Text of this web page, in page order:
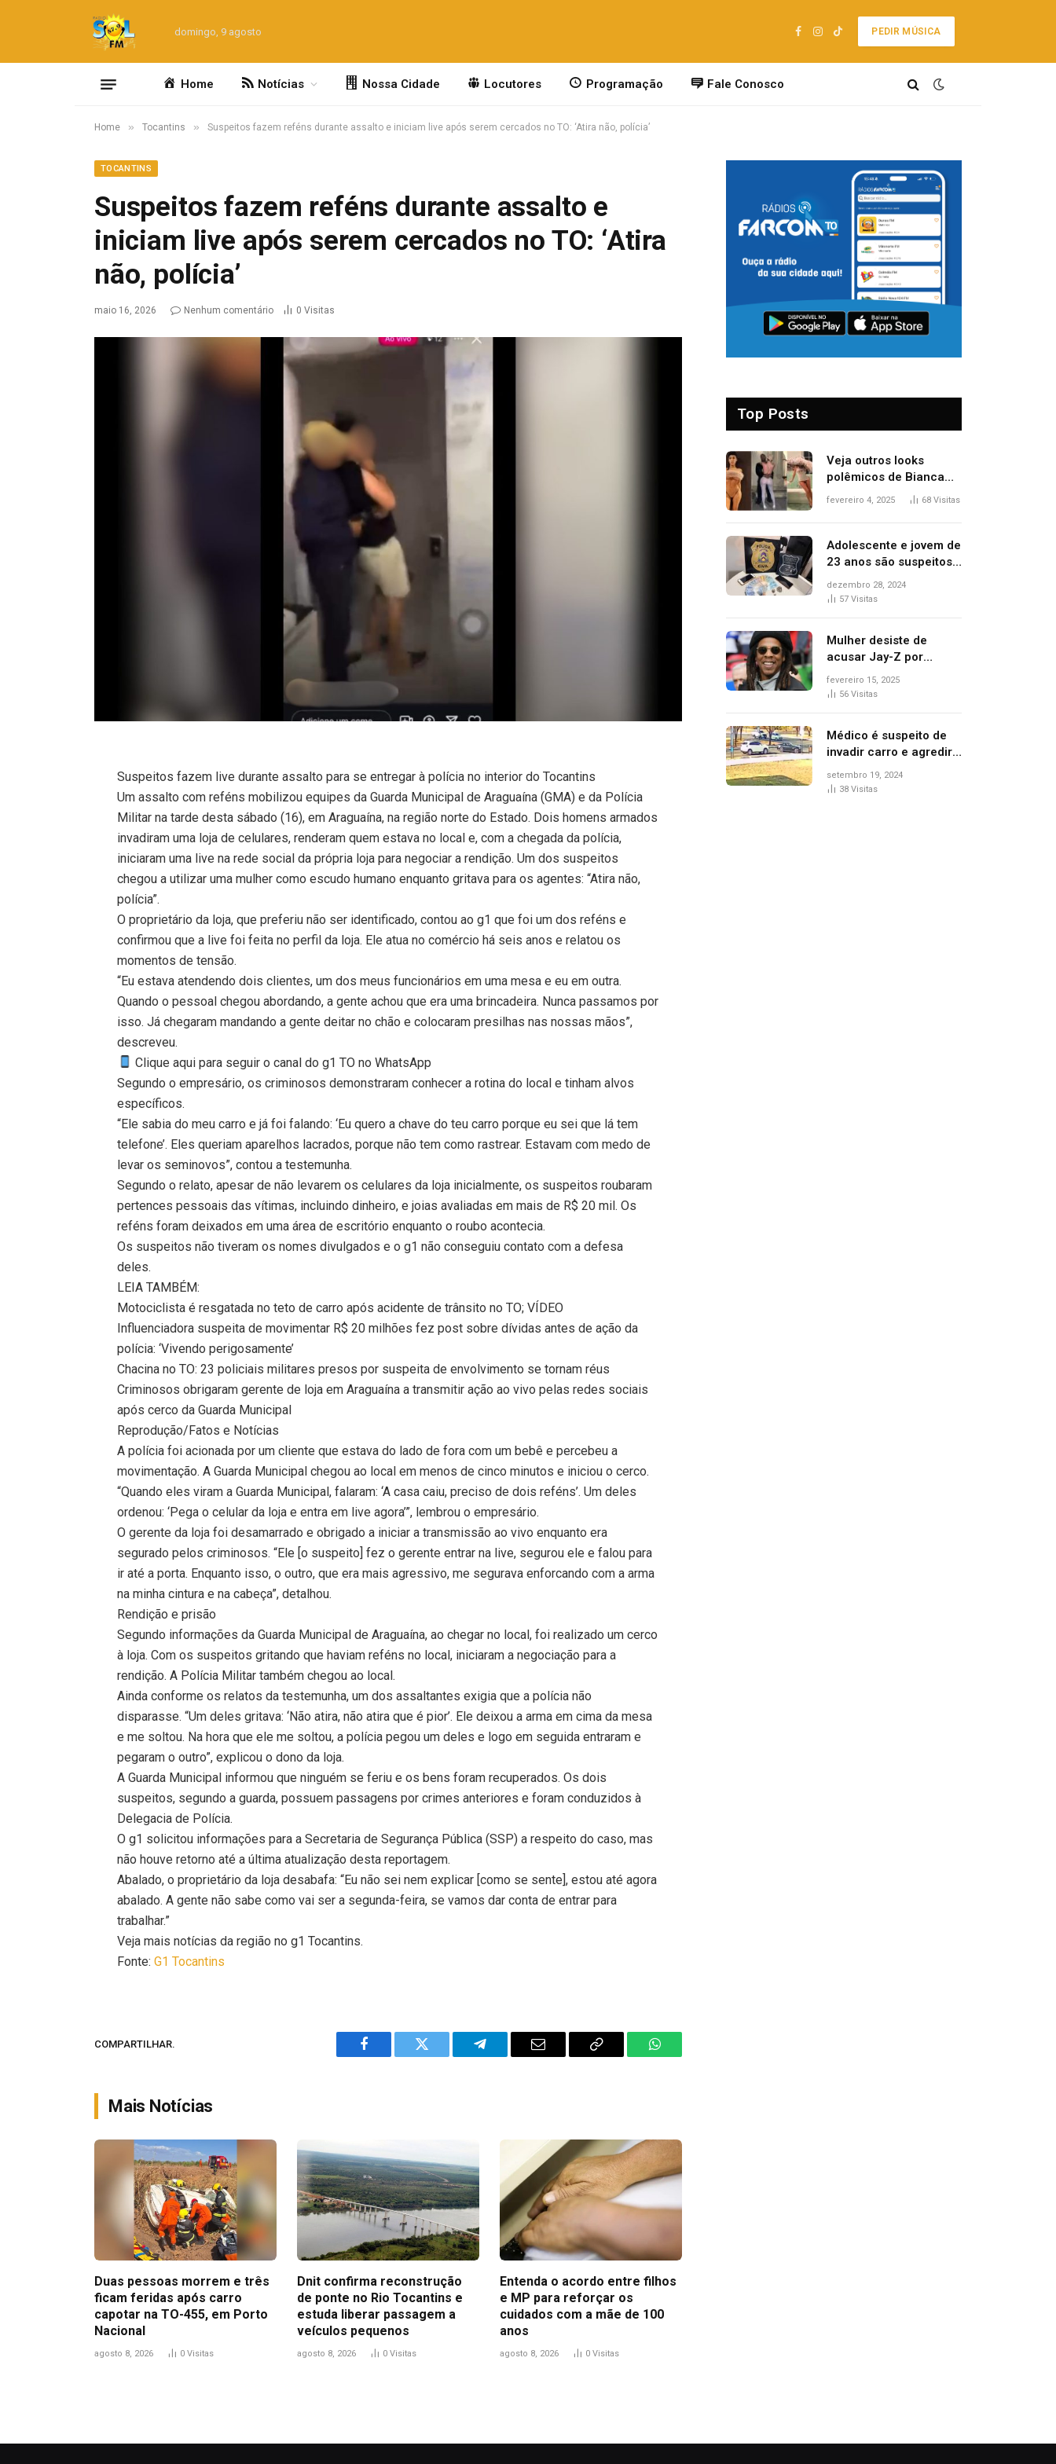
domingo, 9 agosto
Facebook
Instagram
TikTok
PEDIR MÚSICA
Home Notícias Nossa Cidade Locutores Programação Fale Conosco
Home » Tocantins » Suspeitos fazem reféns durante assalto e iniciam live após serem cercados no TO: ‘Atira não, polícia’
TOCANTINS
Suspeitos fazem reféns durante assalto e
iniciam live após serem cercados no TO: ‘Atira
não, polícia’
maio 16, 2026 Nenhum comentário 0 Visitas
Suspeitos fazem live durante assalto para se entregar à polícia no interior do Tocantins
Um assalto com reféns mobilizou equipes da Guarda Municipal de Araguaína (GMA) e da Polícia
Militar na tarde desta sábado (16), em Araguaína, na região norte do Estado. Dois homens armados
invadiram uma loja de celulares, renderam quem estava no local e, com a chegada da polícia,
iniciaram uma live na rede social da própria loja para negociar a rendição. Um dos suspeitos
chegou a utilizar uma mulher como escudo humano enquanto gritava para os agentes: “Atira não,
polícia”.
O proprietário da loja, que preferiu não ser identificado, contou ao g1 que foi um dos reféns e
confirmou que a live foi feita no perfil da loja. Ele atua no comércio há seis anos e relatou os
momentos de tensão.
“Eu estava atendendo dois clientes, um dos meus funcionários em uma mesa e eu em outra.
Quando o pessoal chegou abordando, a gente achou que era uma brincadeira. Nunca passamos por
isso. Já chegaram mandando a gente deitar no chão e colocaram presilhas nas nossas mãos”,
descreveu.
Clique aqui para seguir o canal do g1 TO no WhatsApp
Segundo o empresário, os criminosos demonstraram conhecer a rotina do local e tinham alvos
específicos.
“Ele sabia do meu carro e já foi falando: ‘Eu quero a chave do teu carro porque eu sei que lá tem
telefone’. Eles queriam aparelhos lacrados, porque não tem como rastrear. Estavam com medo de
levar os seminovos”, contou a testemunha.
Segundo o relato, apesar de não levarem os celulares da loja inicialmente, os suspeitos roubaram
pertences pessoais das vítimas, incluindo dinheiro, e joias avaliadas em mais de R$ 20 mil. Os
reféns foram deixados em uma área de escritório enquanto o roubo acontecia.
Os suspeitos não tiveram os nomes divulgados e o g1 não conseguiu contato com a defesa
deles.
LEIA TAMBÉM:
Motociclista é resgatada no teto de carro após acidente de trânsito no TO; VÍDEO
Influenciadora suspeita de movimentar R$ 20 milhões fez post sobre dívidas antes de ação da
polícia: ‘Vivendo perigosamente’
Chacina no TO: 23 policiais militares presos por suspeita de envolvimento se tornam réus
Criminosos obrigaram gerente de loja em Araguaína a transmitir ação ao vivo pelas redes sociais
após cerco da Guarda Municipal
Reprodução/Fatos e Notícias
A polícia foi acionada por um cliente que estava do lado de fora com um bebê e percebeu a
movimentação. A Guarda Municipal chegou ao local em menos de cinco minutos e iniciou o cerco.
“Quando eles viram a Guarda Municipal, falaram: ‘A casa caiu, preciso de dois reféns’. Um deles
ordenou: ‘Pega o celular da loja e entra em live agora’”, lembrou o empresário.
O gerente da loja foi desamarrado e obrigado a iniciar a transmissão ao vivo enquanto era
segurado pelos criminosos. “Ele [o suspeito] fez o gerente entrar na live, segurou ele e falou para
ir até a porta. Enquanto isso, o outro, que era mais agressivo, me segurava enforcando com a arma
na minha cintura e na cabeça”, detalhou.
Rendição e prisão
Segundo informações da Guarda Municipal de Araguaína, ao chegar no local, foi realizado um cerco
à loja. Com os suspeitos gritando que haviam reféns no local, iniciaram a negociação para a
rendição. A Polícia Militar também chegou ao local.
Ainda conforme os relatos da testemunha, um dos assaltantes exigia que a polícia não
disparasse. “Um deles gritava: ‘Não atira, não atira que é pior’. Ele deixou a arma em cima da mesa
e me soltou. Na hora que ele me soltou, a polícia pegou um deles e logo em seguida entraram e
pegaram o outro”, explicou o dono da loja.
A Guarda Municipal informou que ninguém se feriu e os bens foram recuperados. Os dois
suspeitos, segundo a guarda, possuem passagens por crimes anteriores e foram conduzidos à
Delegacia de Polícia.
O g1 solicitou informações para a Secretaria de Segurança Pública (SSP) a respeito do caso, mas
não houve retorno até a última atualização desta reportagem.
Abalado, o proprietário da loja desabafa: “Eu não sei nem explicar [como se sente], estou até agora
abalado. A gente não sabe como vai ser a segunda-feira, se vamos dar conta de entrar para
trabalhar.”
Veja mais notícias da região no g1 Tocantins.
Fonte:G1 Tocantins
COMPARTILHAR.
Facebook Twitter Telegram Email
Copy
WhatsApp
Mais Notícias
Duas pessoas morrem e três
ficam feridas após carro
capotar na TO-455, em Porto
Nacional
agosto 8, 2026 0 Visitas
Dnit confirma reconstrução
de ponte no Rio Tocantins e
estuda liberar passagem a
veículos pequenos
agosto 8, 2026 0 Visitas
Entenda o acordo entre filhos
e MP para reforçar os
cuidados com a mãe de 100
anos
agosto 8, 2026 0 Visitas
Top Posts
Veja outros looks
polêmicos de Bianca
Censori, esposa de
Grammy 2025
fevereiro 4, 2025 68 Visitas
Adolescente e jovem de
23 anos são suspeitos
de vender drogas
próximo de delegacia e
dezembro 28, 2024
57 Visitas
Mulher desiste de
acusar Jay-Z por
estupro, diz revista
fevereiro 15, 2025
56 Visitas
Médico é suspeito de
invadir carro e agredir
delegado aposentado
durante confusão no
setembro 19, 2024
38 Visitas